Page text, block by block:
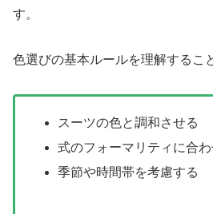
す。
色選びの基本ルールを理解するこ
スーツの色と調和させる
式のフォーマリティに合わ
季節や時間帯を考慮する